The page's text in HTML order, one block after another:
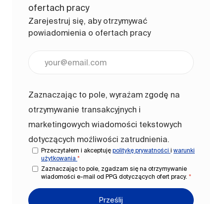
ofertach pracy
Zarejestruj się, aby otrzymywać
powiadomienia o ofertach pracy
Zaznaczając to pole, wyrażam zgodę na
otrzymywanie transakcyjnych i
marketingowych wiadomości tekstowych
dotyczących możliwości zatrudnienia.
Przeczytałem i akceptuję politykę prywatności i warunki
użytkowania *
Zaznaczając to pole, zgadzam się na otrzymywanie
wiadomości e-mail od PPG dotyczących ofert pracy. *
Prześlij